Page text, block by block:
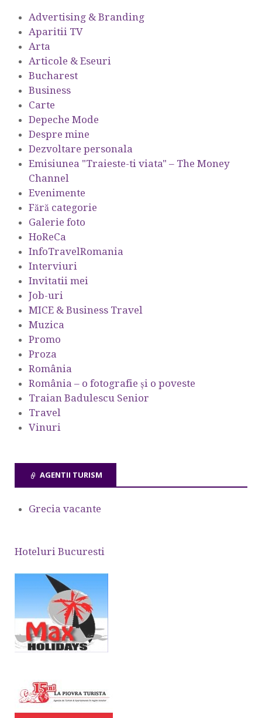
Advertising & Branding
Aparitii TV
Arta
Articole & Eseuri
Bucharest
Business
Carte
Depeche Mode
Despre mine
Dezvoltare personala
Emisiunea "Traieste-ti viata" – The Money
Channel
Evenimente
Fără categorie
Galerie foto
HoReCa
InfoTravelRomania
Interviuri
Invitatii mei
Job-uri
MICE & Business Travel
Muzica
Promo
Proza
România
România – o fotografie şi o poveste
Traian Badulescu Senior
Travel
Vinuri
AGENTII TURISM
Grecia vacante
Hoteluri Bucuresti